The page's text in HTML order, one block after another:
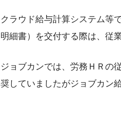
クラウド給与計算システム等
明細書）を交付する際は、従
ジョブカンでは、労務ＨＲの
奨していましたがジョブカン